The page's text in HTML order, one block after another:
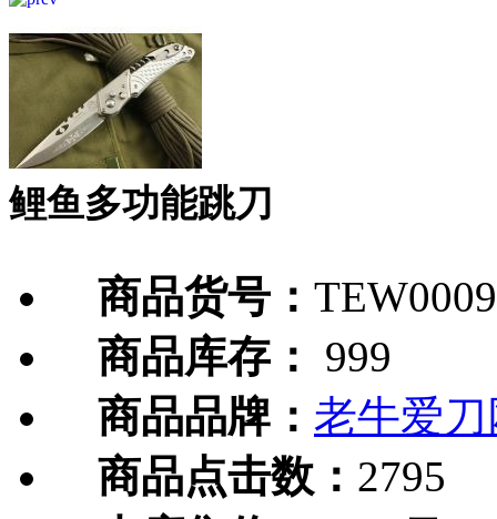
鲤鱼多功能跳刀
商品货号：
商品库存：
999
商品品牌： 老牛爱刀
商品点击数： 2795